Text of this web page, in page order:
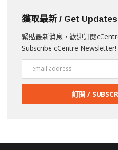
獲取最新 / Get Updates
緊貼最新消息，歡迎訂閱
Subscribe cCentre Newsletter!